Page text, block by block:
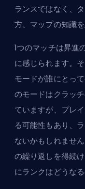
ランスではなく、
方、マップの知識を
1つのマッチは昇進
に感じられます。
モードが誰にとっ
のモードはクラッ
ていますが、プレ
る可能性もあり、
ないかもしれませ
の繰り返しを得続
にランクはどうな